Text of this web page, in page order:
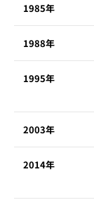
1985年
1988年
1995年
2003年
2014年